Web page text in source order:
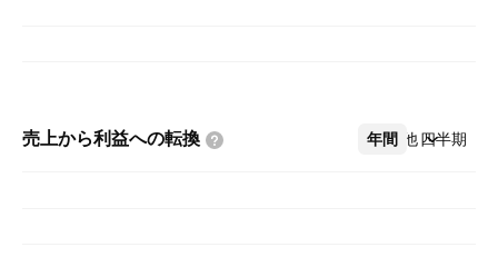
売上から利益への転換 年間 四半期
その他